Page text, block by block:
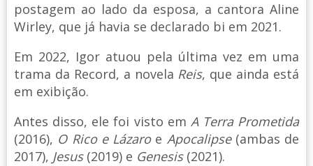
postagem ao lado da esposa, a cantora Aline
Wirley, que já havia se declarado bi em 2021.
Em 2022, Igor atuou pela última vez em uma
trama da Record, a novela Reis, que ainda está
em exibição.
Antes disso, ele foi visto em A Terra Prometida
(2016), O Rico e Lázaroe Apocalipse(ambas de
2017), Jesus(2019) e Genesis(2021).